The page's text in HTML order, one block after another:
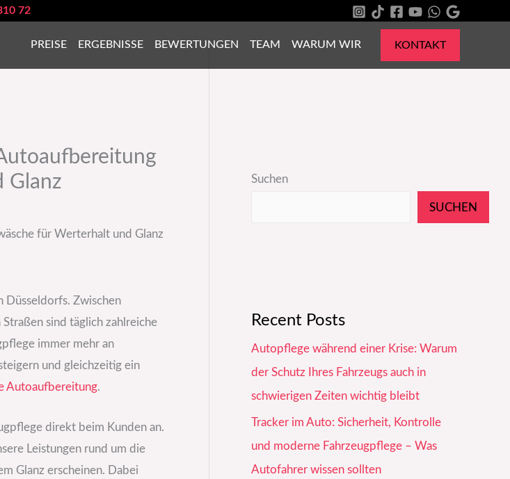
72
PREISE ERGEBNISSE BEWERTUNGEN TEAM WARUM WIR KONTAKT
Glanz
für Werterhalt und Glanz
Düsseldorfs. Zwischen
sind täglich zahlreiche
immer mehr an
und gleichzeitig ein
Autoaufbereitung.
direkt beim Kunden an.
Leistungen rund um die
Glanz erscheinen. Dabei
Suchen
SUCHEN
Recent Posts
Autopflege während einer Krise: Warum
der Schutz Ihres Fahrzeugs auch in
schwierigen Zeiten wichtig bleibt
Tracker im Auto: Sicherheit, Kontrolle
und moderne Fahrzeugpflege – Was
Autofahrer wissen sollten